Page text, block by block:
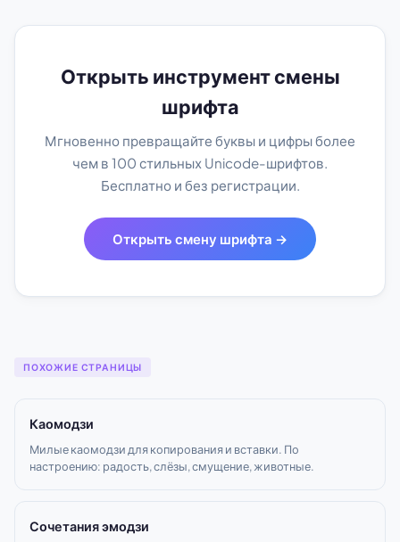
Открыть инструмент смены
шрифта
Мгновенно превращайте буквы и цифры более
чем в 100 стильных Unicode-шрифтов.
Бесплатно и без регистрации.
Открыть смену шрифта →
ПОХОЖИЕ СТРАНИЦЫ
Каомодзи
Милые каомодзи для копирования и вставки. По
настроению: радость, слёзы, смущение, животные.
Сочетания эмодзи